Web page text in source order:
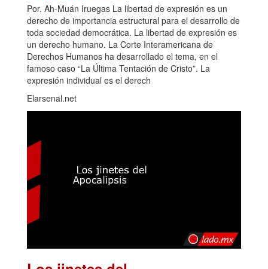
Por. Ah-Muán Iruegas La libertad de expresión es un
derecho de importancia estructural para el desarrollo de
toda sociedad democrática. La libertad de expresión es
un derecho humano. La Corte Interamericana de
Derechos Humanos ha desarrollado el tema, en el
famoso caso “La Última Tentación de Cristo”. La
expresión individual es el derech
Elarsenal.net